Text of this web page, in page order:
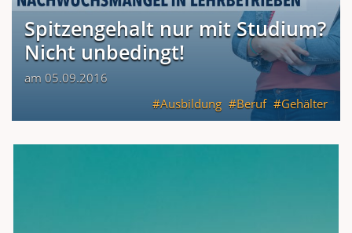
Spitzengehalt nur mit Studium?
Nicht unbedingt!
am 05.09.2016
Ausbildung
Beruf Gehälter